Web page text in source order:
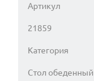
Артикул
21859
Категория
Стол обеденный